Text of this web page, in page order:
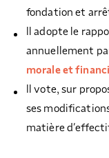
fondation et
Il adopte le
annuellement
morale et
Il vote, sur
ses
matière